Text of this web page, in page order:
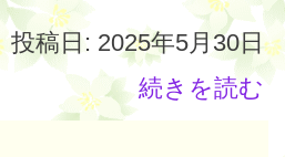
投稿日: 2025年5月30日
続きを読む